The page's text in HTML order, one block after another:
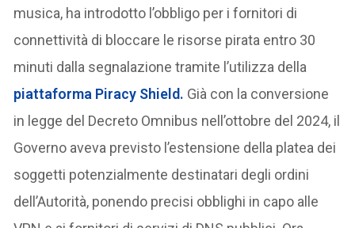
musica, ha introdotto l’obbligo per i fornitori di
connettività di bloccare le risorse pirata entro 30
minuti dalla segnalazione tramite l’utilizza della
piattaforma Piracy Shield. Già con la conversione
in legge del Decreto Omnibus nell’ottobre del 2024, il
Governo aveva previsto l’estensione della platea dei
soggetti potenzialmente destinatari degli ordini
dell’Autorità, ponendo precisi obblighi in capo alle